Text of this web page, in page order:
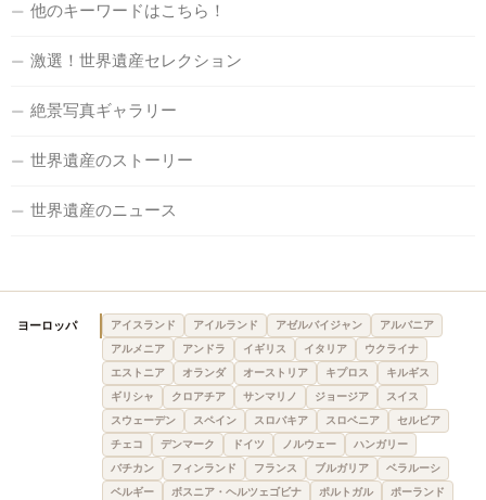
他のキーワードはこちら！
激選！世界遺産セレクション
絶景写真ギャラリー
世界遺産のストーリー
世界遺産のニュース
ヨーロッパ アイスランド アイルランド アゼルバイジャン
アルバニア
アルメニア
アンドラ イギリス イタリア
ウクライナ
エストニア
オランダ オーストリア キプロス
キルギス
ギリシャ
クロアチア サンマリノ ジョージア
スイス
スウェーデン
スペイン スロバキア スロベニア
セルビア
チェコ
デンマーク ドイツ ノルウェー
ハンガリー
バチカン
フィンランド フランス ブルガリア
ベラルーシ
ベルギー
ボスニア・ヘルツェゴビナ ポルトガル
ポーランド